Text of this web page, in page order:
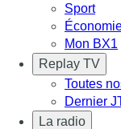
Sport
Mon BX1
Replay TV
Toutes
Dernier
La radio